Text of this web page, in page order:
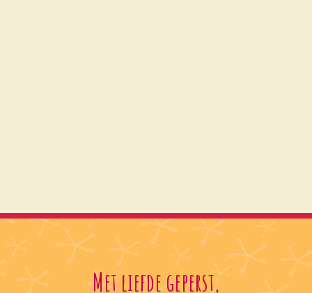
Met liefde geperst,